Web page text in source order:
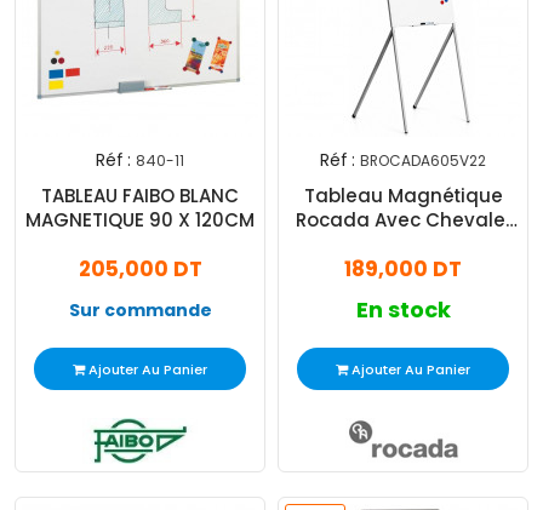
Réf : 840-11
TABLEAU FAIBO BLANC
MAGNETIQUE 90 X 120CM
205,000 DT
Sur commande
Ajouter Au Panier
Réf : BROCADA605V22
Tableau Magnétique
Rocada Avec Chevalet
189,000 DT
En stock
Ajouter Au Panier